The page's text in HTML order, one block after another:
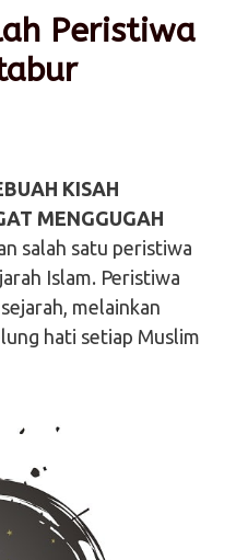
Peristiwa
KISAH
MENGGUGAH
salah satu peristiwa
Islam. Peristiwa
melainkan
hati setiap Muslim